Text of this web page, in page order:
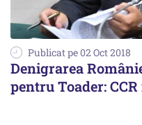
Publicat pe 02 Oct 2018
Denigrarea
pentru Toader: